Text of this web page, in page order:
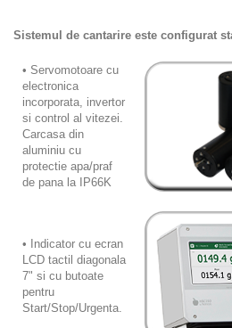
Sistemul de cantarire este configurat
• Servomotoare cu
electronica
incorporata, invertor
si control al vitezei.
Carcasa din
aluminiu cu
protectie apa/praf
de pana la IP66K
• Indicator cu ecran
LCD tactil diagonala
7" si cu butoate
pentru
Start/Stop/Urgenta.